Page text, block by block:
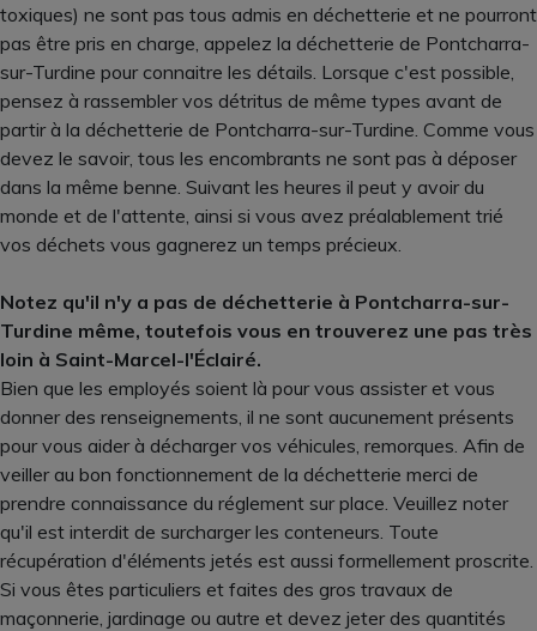
toxiques) ne sont pas tous admis en déchetterie et ne pourront
pas être pris en charge, appelez la déchetterie de Pontcharra-
sur-Turdine pour connaitre les détails. Lorsque c'est possible,
pensez à rassembler vos détritus de même types avant de
partir à la déchetterie de Pontcharra-sur-Turdine. Comme vous
devez le savoir, tous les encombrants ne sont pas à déposer
dans la même benne. Suivant les heures il peut y avoir du
monde et de l'attente, ainsi si vous avez préalablement trié
vos déchets vous gagnerez un temps précieux.
Notez qu'il n'y a pas de déchetterie à Pontcharra-sur-
Turdine même, toutefois vous en trouverez une pas très
loin à Saint-Marcel-l'Éclairé.
Bien que les employés soient là pour vous assister et vous
donner des renseignements, il ne sont aucunement présents
pour vous aider à décharger vos véhicules, remorques. Afin de
veiller au bon fonctionnement de la déchetterie merci de
prendre connaissance du réglement sur place. Veuillez noter
qu'il est interdit de surcharger les conteneurs. Toute
récupération d'éléments jetés est aussi formellement proscrite.
Si vous êtes particuliers et faites des gros travaux de
maçonnerie, jardinage ou autre et devez jeter des quantités